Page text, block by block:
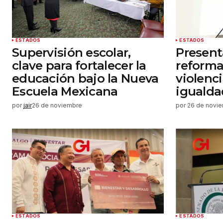
Enviar comentario
ESTADOS
Supervisión escolar,
clave para fortalecer la
educación bajo la Nueva
Escuela Mexicana
por jair26 de noviembre
ESTADOS
por 26 de
ESTADOS ESTADOS